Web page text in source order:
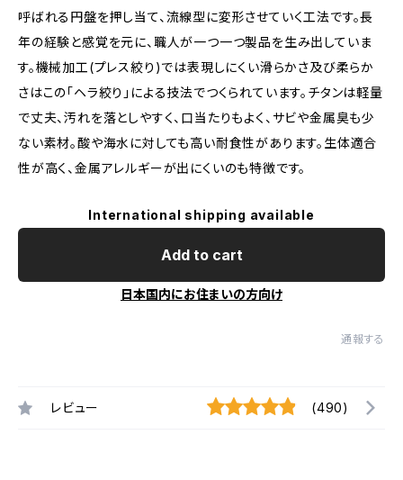
呼ばれる円盤を押し当て、流線型に変形させていく工法です。長
年の経験と感覚を元に、職人が一つ一つ製品を生み出していま
す。機械加工(プレス絞り)では表現しにくい滑らかさ及び柔らか
さはこの「ヘラ絞り」による技法でつくられています。チタンは軽量
で丈夫、汚れを落としやすく、口当たりもよく、サビや金属臭も少
ない素材。酸や海水に対しても高い耐食性があります。生体適合
性が高く、金属アレルギーが出にくいのも特徴です。
International shipping available
Add to cart
日本国内にお住まいの方向け
通報する
レビュー (490)